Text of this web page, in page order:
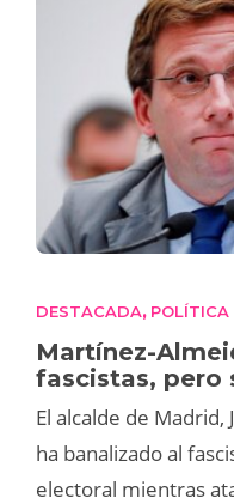
DESTACADA,
Martínez-
fascistas, pero
El alcalde de
ha banalizado al
electoral mientras